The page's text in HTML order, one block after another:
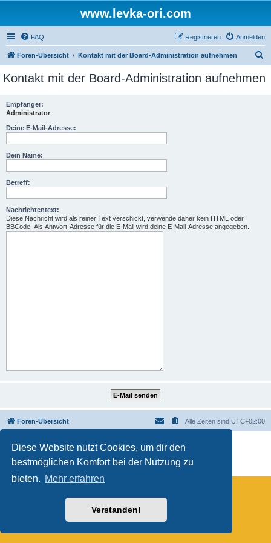
Diese Website nutzt Cookies, um dir den
bestmöglichen Komfort bei der Nutzung zu
bieten. Mehr erfahren
Verstanden!
www.levka-ori.com
FAQ Anmelden
Registrieren
Foren-Übersicht Kontakt mit der Board-Administration aufnehmen
c
Kontakt mit der Board-Administration aufnehmen
Empfänger:
Administrator
Deine E-Mail-Adresse:
Dein Name:
Betreff:
Nachrichtentext:
Diese Nachricht wird als reiner Text verschickt, verwende daher kein HTML oder
BBCode. Als Antwort-Adresse für die E-Mail wird deine E-Mail-Adresse angegeben.
Foren-Übersicht Alle Zeiten sind UTC+02:00
Powered by phpBB
® Forum Software © phpBB Limited
Deutsche Übersetzung durch
Datenschutz|Nutzungsbedingungen